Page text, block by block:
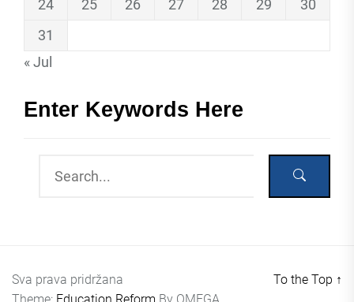
24
25 26 27 28 29
30
31
« Jul
Enter Keywords Here
Sva prava pridržana
To the Top ↑